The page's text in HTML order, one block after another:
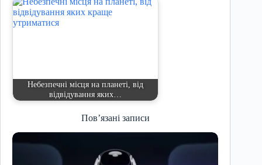
Небезпечні місця на планеті, від
відвідування яких…
Пов’язані записи